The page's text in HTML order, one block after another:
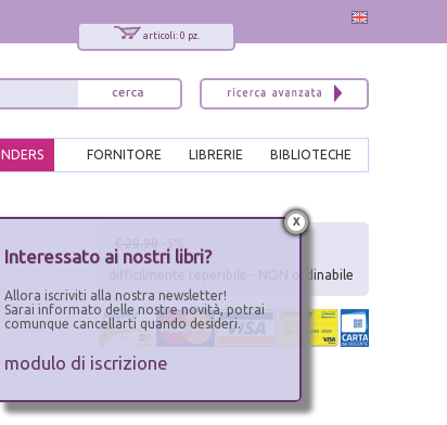
articoli: 0 pz.
BIBLIOTECHE
LIBRERIE
FORNITORE
difficilmente reperibile - NON ordinabile
x
Interessato ai nostri libri?
Allora iscriviti alla nostra newsletter!
Sarai informato delle nostre novità, potrai
comunque cancellarti quando desideri.
modulo di iscrizione